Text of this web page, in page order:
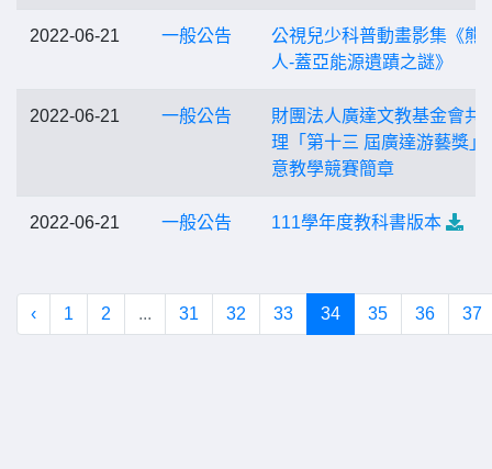
2022-06-21 一般公告
公視兒少科普動畫影集《熊
人-蓋亞能源遺蹟之謎》
2022-06-21 一般公告
財團法人廣達文教基金會共
理「第十三 屆廣達游藝獎」
意教學競賽簡章
2022-06-21 一般公告 111學年度教科書版本
‹ 1 2 ... 31 32 33 34 35 36 37